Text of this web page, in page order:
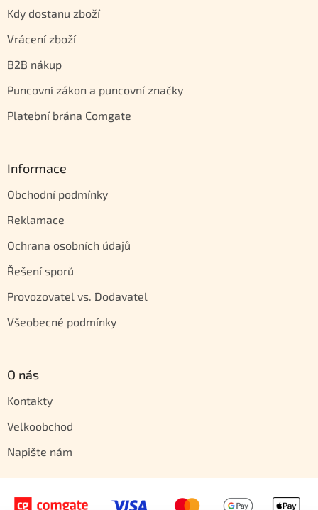
Kdy dostanu zboží
Vrácení zboží
B2B nákup
Puncovní zákon a puncovní značky
Platební brána Comgate
Informace
Obchodní podmínky
Reklamace
Ochrana osobních údajů
Řešení sporů
Provozovatel vs. Dodavatel
Všeobecné podmínky
O nás
Kontakty
Velkoobchod
Napište nám